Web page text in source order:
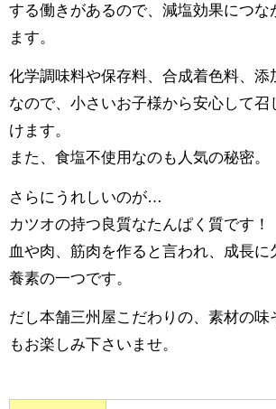
する働きがあるので、減塩効果につな
ます。
化学調味料や保存料、合成着色料、添
なので、小さいお子様から安心して召
けます。
また、食塩不使用なのも人気の秘密。
さらにうれしいのが…
カツオの持つ良質なたんぱく質です！
血や肉、筋肉を作ると言われ、成長に
養素の一つです。
だし本舗三州屋こだわりの、素材の味
もお楽しみ下さいませ。